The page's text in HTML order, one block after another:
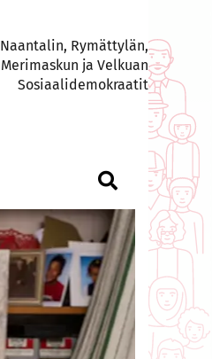
Naantalin, Rymättylän,
Merimaskun ja Velkuan
Sosiaalidemokraatit